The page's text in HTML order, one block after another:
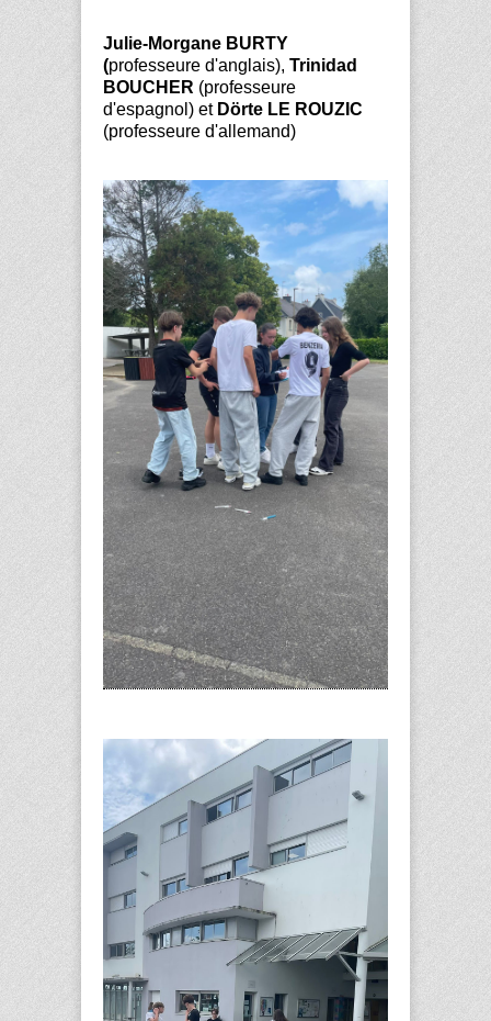
Julie-Morgane BURTY
(professeure d'anglais), Trinidad
BOUCHER (professeure
d'espagnol) etDörte LE ROUZIC
(professeure d'allemand)